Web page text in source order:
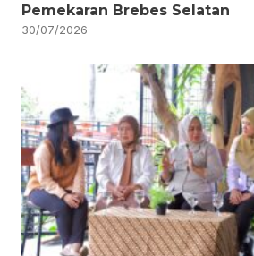
Pemekaran Brebes Selatan
30/07/2026